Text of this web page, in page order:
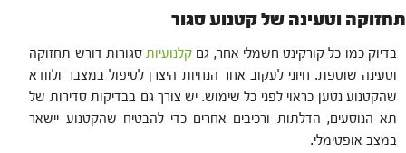
תחזוקה וטעינה של קטנוע סגור
בדיוק כמו כל קורקינט חשמלי אחר, גם קלנועיותסגורות דורש תחזוקה
וטעינה שוטפת. חיוני לעקוב אחר הנחיות היצרן לטיפול במצבר ולוודא
שהקטנוע נטען כראוי לפני כל שימוש. יש צורך גם בבדיקות סדירות של
תא הנוסעים, הדלתות ורכיבים אחרים כדי להבטיח שהקטנוע יישאר
במצב אופטימלי.